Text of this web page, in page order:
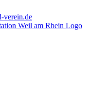
verein.de